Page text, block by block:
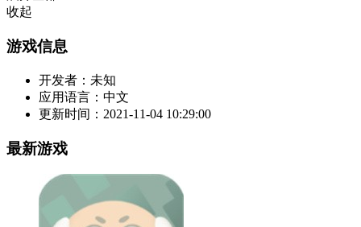
收起
游戏信息
开发者： 未知
应用语言： 中文
更新时间： 2021-11-04 10:29:00
最新游戏